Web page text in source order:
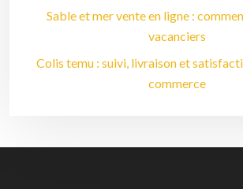
Sable et mer vente en ligne :
vacanciers
Colis temu : suivi, livraison et
commerce